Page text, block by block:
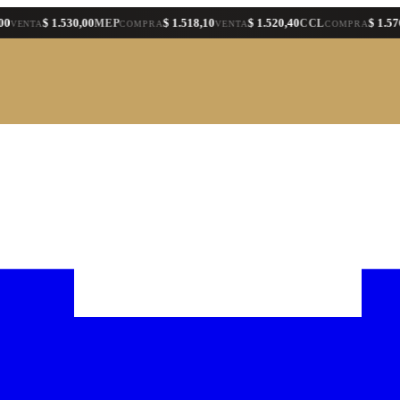
$ 1.530,00MEPCOMPRA$ 1.518,10VENTA$ 1.520,40CCLCOMPRA$ 1.576,30